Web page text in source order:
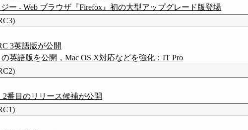
ジー - Web ブラウザ『Firefox』初の大型アップグレード版登場
3英語版が公開
英語版を公開，Mac OS X対応などを強化：IT Pro
2番目のリリース候補が公開